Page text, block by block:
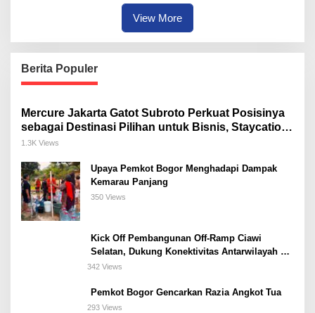
View More
Berita Populer
Mercure Jakarta Gatot Subroto Perkuat Posisinya
sebagai Destinasi Pilihan untuk Bisnis, Staycation,
Meeting, dan Kuliner di Jakarta Selatan
1.3K Views
Upaya Pemkot Bogor Menghadapi Dampak
Kemarau Panjang
350 Views
Kick Off Pembangunan Off-Ramp Ciawi
Selatan, Dukung Konektivitas Antarwilayah di
Bogor Selatan
342 Views
Pemkot Bogor Gencarkan Razia Angkot Tua
293 Views